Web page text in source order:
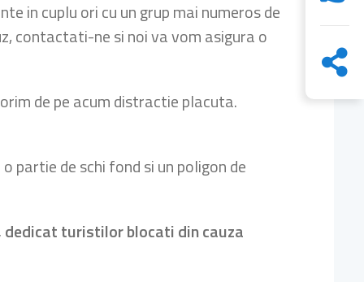
in cuplu ori cu un grup mai numeros de
contactati-ne si noi va vom asigura o
de pe acum distractie placuta.
de schi fond si un poligon de
turistilor blocati din cauza